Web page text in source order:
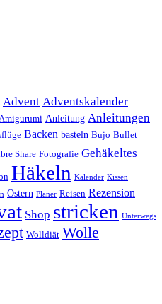
Advent Adventskalender
Anleitung Anleitungen
Backen basteln Bujo Bullet
Share Fotografie Gehäkeltes
Häkeln Kalender Kissen
Ostern Planer Reisen Rezension
Shop stricken Unterwegs
Wolldiät Wolle